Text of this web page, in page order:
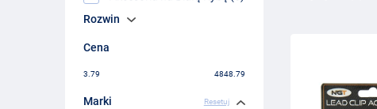
Rozwin
Cena
3.79 4848.79
Marki Resetuj